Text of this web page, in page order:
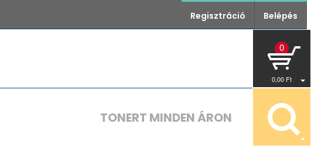
Regisztráció Belépés
0
0,00 Ft
TONERT MINDEN ÁRON